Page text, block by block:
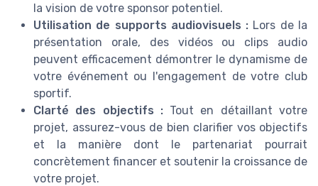
la vision de votre sponsor potentiel.
Utilisation de supports audiovisuels : Lors de la
présentation orale, des vidéos ou clips audio
peuvent efficacement démontrer le dynamisme de
votre événement ou l'engagement de votre club
sportif.
Clarté des objectifs :Tout en détaillant votre
projet, assurez-vous de bien clarifier vos objectifs
et la manière dont le partenariat pourrait
concrètement financer et soutenir la croissance de
votre projet.